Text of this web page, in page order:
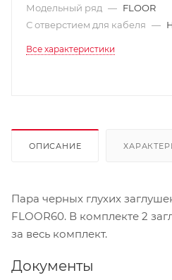
Модельный ряд — FLOOR
С отверстием для кабеля —
Все характеристики
ОПИСАНИЕ
Пара черных глухих
FLOOR60. В комплекте 2
за весь комплект.
Документы